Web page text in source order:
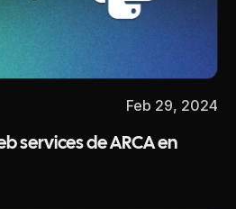
Feb 29, 2024
services de ARCA en